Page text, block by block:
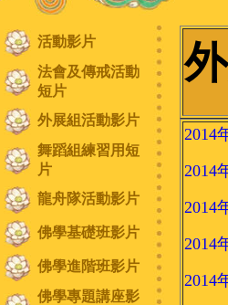
活動影片
法會及傳戒活動
短片
外展組活動影片
舞蹈組練習用短
片
龍舟隊活動影片
佛學基礎班影片
佛學進階班影片
佛學專題講座影
2014
2014
2014
2014
2014